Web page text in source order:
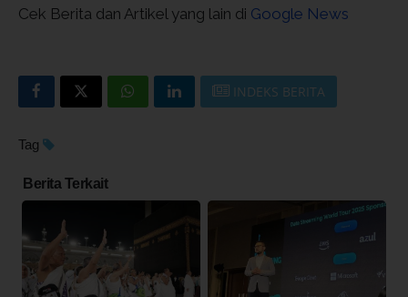
Cek Berita dan Artikel yang lain di Google News
INDEKS BERITA
Tag
Berita Terkait